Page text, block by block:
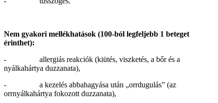
Nem gyakori mellékhatások (100-ból legfeljebb 1 beteget
érinthet):
- allergiás reakciók (kiütés, viszketés, a bőr és a
nyálkahártya duzzanata),
- a kezelés abbahagyása után „orrdugulás” (az
orrnyálkahártya fokozott duzzanata),